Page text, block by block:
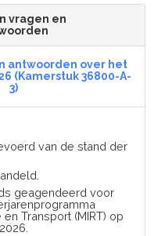
vragen en
antwoorden over het
(Kamerstuk 36800-A-
3)
van de stand der
geagendeerd voor
en Transport (MIRT) op